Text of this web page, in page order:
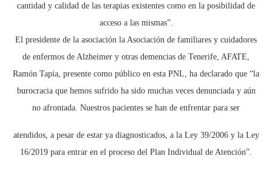
cantidad y calidad de las terapias existentes como en la posibilidad de
acceso a las mismas”.
El presidente de la asociación la Asociación de familiares y cuidadores
de enfermos de Alzheimer y otras demencias de Tenerife, AFATE,
Ramón Tapia, presente como público en esta PNL, ha declarado que “la
burocracia que hemos sufrido ha sido muchas veces denunciada y aún
no afrontada. Nuestros pacientes se han de enfrentar para ser
atendidos, a pesar de estar ya diagnosticados, a la Ley 39/2006 y la Ley
16/2019 para entrar en el proceso del Plan Individual de Atención”.